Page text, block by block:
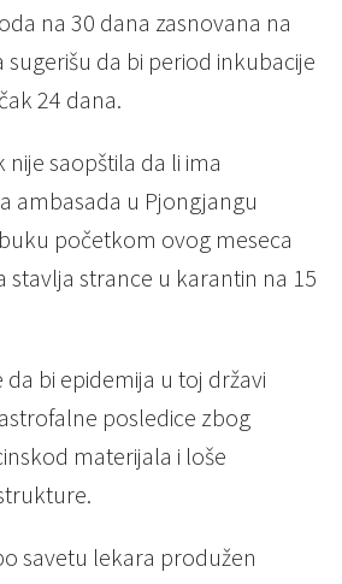
na 30 dana zasnovana na
sugerišu da bi period inkubacije
24 dana.
nije saopštila da li ima
ambasada u Pjongjangu
početkom ovog meseca
stavlja strance u karantin na 15
bi epidemija u toj državi
posledice zbog
materijala i loše
savetu lekara produžen